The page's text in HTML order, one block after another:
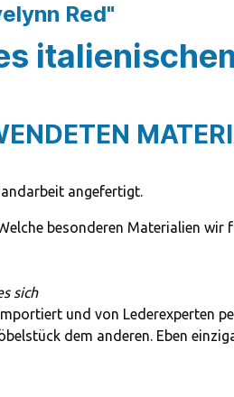
Red"
angefertigt.
besonderen Materialien wir
sich
und von Lederexperten
dem anderen. Eben